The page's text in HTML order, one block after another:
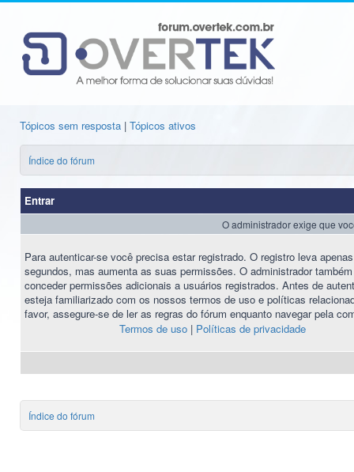
Tópicos sem resposta | Tópicos ativos
Índice do fórum
Entrar
O administrador exige que
Para autenticar-se você precisa estar registrado. O registro leva
segundos, mas aumenta as suas permissões. O administrador
conceder permissões adicionais a usuários registrados. Antes de
esteja familiarizado com os nossos termos de uso e políticas
favor, assegure-se de ler as regras do fórum enquanto navegar pela
Termos de uso| Políticas de privacidade
Índice do fórum